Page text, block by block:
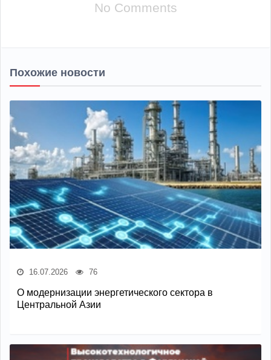
No Comments
Похожие новости
16.07.2026 76
О модернизации энергетического сектора в
Центральной Азии